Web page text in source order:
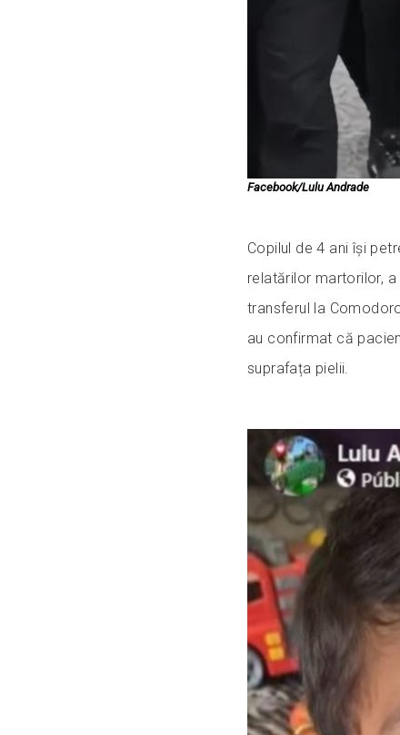
Facebook/Lulu Andrade
Copilul de 4 ani își
relatărilor martorilor,
transferul la
au confirmat că
suprafața pielii.